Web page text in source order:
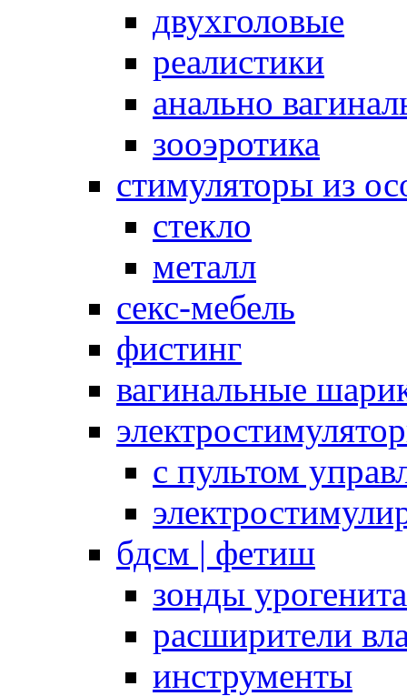
двухголовые
реалистики
анально
зооэротика
стимуляторы из
стекло
металл
секс-мебель
фистинг
вагинальные
с пультом
бдсм | фетиш
зонды
расширители
инструменты